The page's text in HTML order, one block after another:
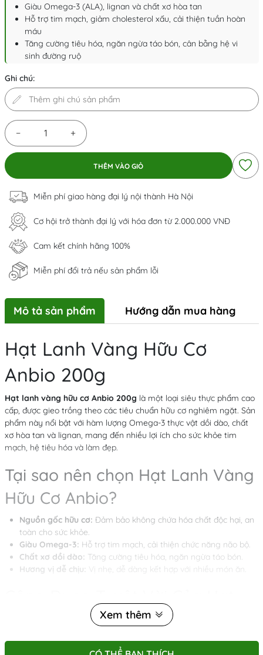
Giàu Omega-3 (ALA), lignan và chất xơ hòa tan
Hỗ trợ tim mạch, giảm cholesterol xấu, cải thiện tuần hoàn
máu
Tăng cường tiêu hóa, ngăn ngừa táo bón, cân bằng hệ vi
sinh đường ruộ
Ghi chú:
− +
THÊM VÀO GIỎ
Miễn phí giao hàng đại lý nội thành Hà Nội
Cơ hội trở thành đại lý với hóa đơn từ 2.000.000 VNĐ
Cam kết chính hãng 100%
Miễn phí đổi trả nếu sản phẩm lỗi
Mô tả sản phẩm Hướng dẫn mua hàng
Hạt Lanh Vàng Hữu Cơ
Anbio 200g
Hạt lanh vàng hữu cơ Anbio 200g là một loại siêu thực phẩm cao
cấp, được gieo trồng theo các tiêu chuẩn hữu cơ nghiêm ngặt. Sản
phẩm này nổi bật với hàm lượng Omega-3 thực vật dồi dào, chất
xơ hòa tan và lignan, mang đến nhiều lợi ích cho sức khỏe tim
mạch, hệ tiêu hóa và làm đẹp.
Tại sao nên chọn Hạt Lanh Vàng
Hữu Cơ Anbio?
Nguồn gốc hữu cơ: Đảm bảo không chứa hóa chất độc hại, an
toàn cho sức khỏe.
Giàu Omega-3: Hỗ trợ tim mạch, cải thiện chức năng não bộ.
Chất xơ dồi dào: Tăng cường tiêu hóa, ngăn ngừa táo bón.
Hương vị dễ chịu: Vị nhẹ, dễ dàng kết hợp với nhiều món ăn.
Lanh Vàng Hữu Cơ Anbio
⭐ Hỗ trợ tim mạch – giảm cholesterol
Xem thêm